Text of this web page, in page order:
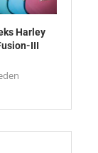
Harley
III